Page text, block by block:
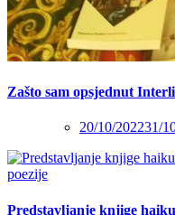
Zašto sam opsjednut
20/10/202231/
Predstavljanje knjige